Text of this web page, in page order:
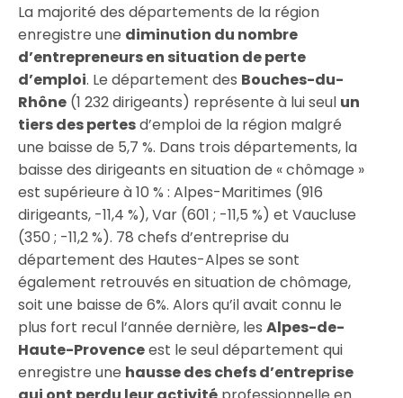
La majorité des départements de la région
enregistre une diminution du nombre
d’entrepreneurs en situation de perte
d’emploi. Le département des Bouches-du-
Rhône (1 232 dirigeants) représente à lui seul un
tiers des pertesd’emploi de la région malgré
une baisse de 5,7 %. Dans trois départements, la
baisse des dirigeants en situation de « chômage »
est supérieure à 10 % : Alpes-Maritimes (916
dirigeants, -11,4 %), Var (601 ; -11,5 %) et Vaucluse
(350 ; -11,2 %). 78 chefs d’entreprise du
département des Hautes-Alpes se sont
également retrouvés en situation de chômage,
soit une baisse de 6%. Alors qu’il avait connu le
plus fort recul l’année dernière, les Alpes-de-
Haute-Provenceest le seul département qui
enregistre une hausse des chefs d’entreprise